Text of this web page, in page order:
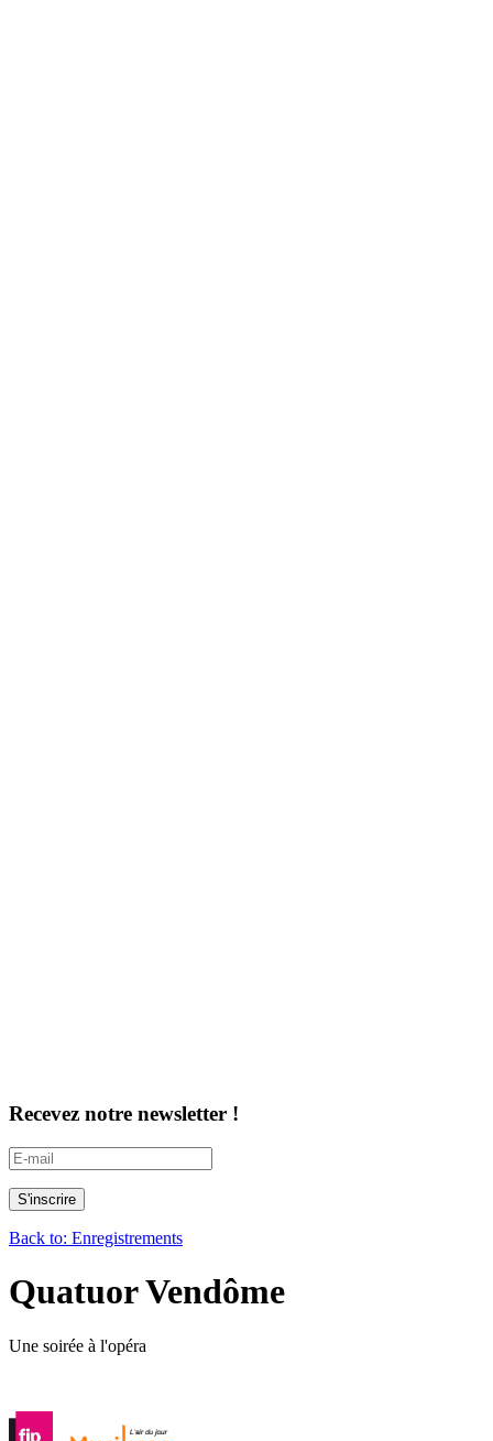
Recevez notre newsletter !
Back to: Enregistrements
Quatuor Vendôme
Une soirée à l'opéra